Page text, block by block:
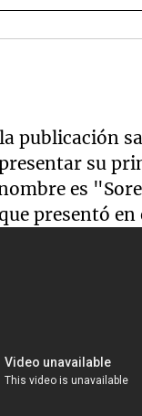
publicación
su
es
presentó